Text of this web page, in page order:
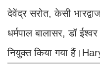
देवेंद्र सरोत, केसी
धर्मपाल बालासर, डॉ
नियुक्त किया गया